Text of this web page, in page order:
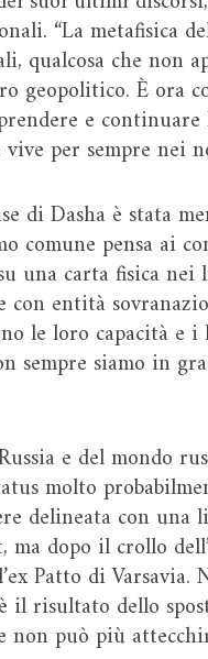
“La metafisica
qualcosa che non
geopolitico. È ora
e
per sempre nei
di Dasha è stata
comune pensa ai
una carta fisica
entità
le loro capacità e i
sempre siamo in
e del mondo
molto
delineata con
dopo il crollo
Patto di Varsavia.
il risultato dello
non può più